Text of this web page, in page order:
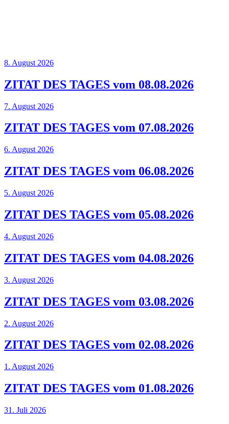
8. August 2026
ZITAT DES TAGES vom 08.08.2026
7. August 2026
ZITAT DES TAGES vom 07.08.2026
6. August 2026
ZITAT DES TAGES vom 06.08.2026
5. August 2026
ZITAT DES TAGES vom 05.08.2026
4. August 2026
ZITAT DES TAGES vom 04.08.2026
3. August 2026
ZITAT DES TAGES vom 03.08.2026
2. August 2026
ZITAT DES TAGES vom 02.08.2026
1. August 2026
ZITAT DES TAGES vom 01.08.2026
31. Juli 2026